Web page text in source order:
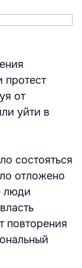
протест
от
уйти в
состояться
отложено
люди
повторения